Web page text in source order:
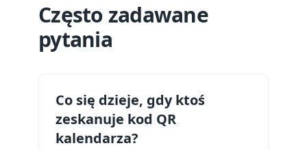
Często zadawane
pytania
Co się dzieje, gdy ktoś
zeskanuje kod QR
kalendarza?